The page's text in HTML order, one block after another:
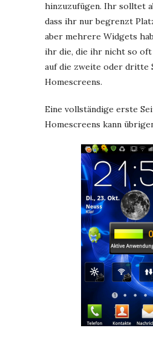
hinzuzufügen. Ihr solltet
dass ihr nur begrenzt
aber mehrere Widgets
ihr die, die ihr nicht so
auf die zweite oder dritte
Homescreens.
Eine vollständige erste
Homescreens kann